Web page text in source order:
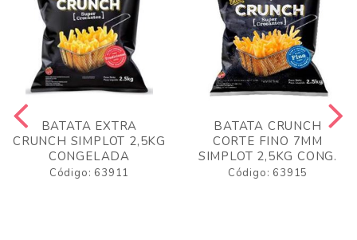
BATATA EXTRA
CRUNCH SIMPLOT 2,5KG
CONGELADA
Código: 63911
BATATA CRUNCH
CORTE FINO 7MM
SIMPLOT 2,5KG CONG.
Código: 63915